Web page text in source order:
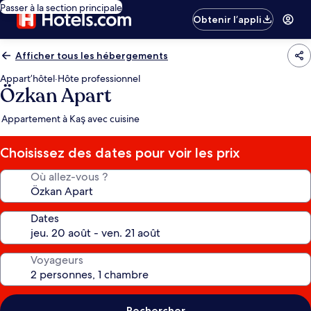
Passer à la section principale
Obtenir l’appli
Afficher tous les hébergements
Appart’hôtel·Hôte professionnel
Özkan Apart
Appartement à Kaş avec cuisine
Choisissez des dates pour voir les prix
Où allez-vous ?
Dates
Voyageurs